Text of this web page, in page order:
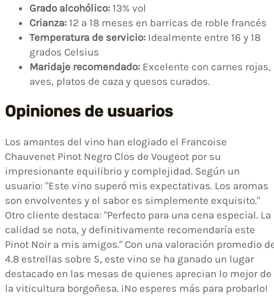
Grado alcohólico: 13% vol
Crianza: 12 a 18 meses en barricas de roble francés
Temperatura de servicio: Idealmente entre 16 y 18
grados Celsius
Maridaje recomendado: Excelente con carnes rojas,
aves, platos de caza y quesos curados.
Opiniones de usuarios
Los amantes del vino han elogiado el Francoise
Chauvenet Pinot Negro Clos de Vougeot por su
impresionante equilibrio y complejidad. Según un
usuario: "Este vino superó mis expectativas. Los aromas
son envolventes y el sabor es simplemente exquisito."
Otro cliente destaca: "Perfecto para una cena especial. La
calidad se nota, y definitivamente recomendaría este
Pinot Noir a mis amigos." Con una valoración promedio
4.8 estrellas sobre 5, este vino se ha ganado un lugar
destacado en las mesas de quienes aprecian lo mejor de
la viticultura borgoñesa. ¡No esperes más para probarlo!